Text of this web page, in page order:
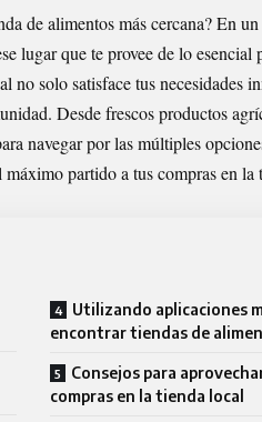
de alimentos más cercana? En
lugar que te provee de lo esencial
solo satisface tus necesidades
Desde frescos productos
navegar por las múltiples
partido a tus compras en
Utilizando aplicaciones
encontrar tiendas de
Consejos para
compras en la tienda local